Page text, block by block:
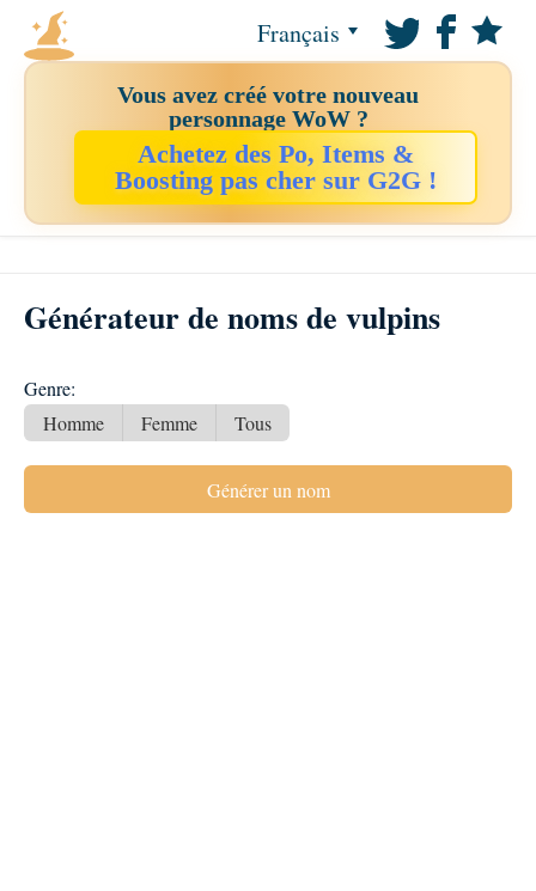
Français
Vous avez créé votre nouveau
personnage WoW ?
Achetez des Po, Items &
Boosting pas cher sur G2G !
Générateur de noms de vulpins
Genre:
Homme
Femme Tous